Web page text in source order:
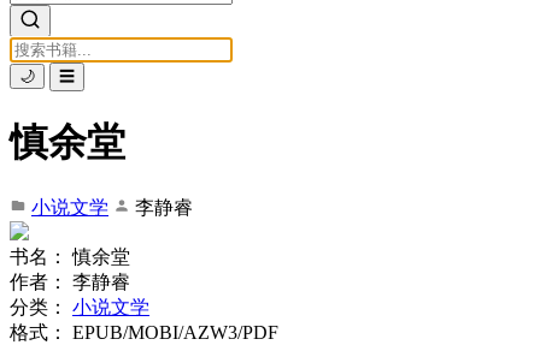
🌙 ☰
慎余堂
小说文学 李静睿
书名：
慎余堂
作者：
李静睿
分类：
小说文学
格式：
EPUB/MOBI/AZW3/PDF